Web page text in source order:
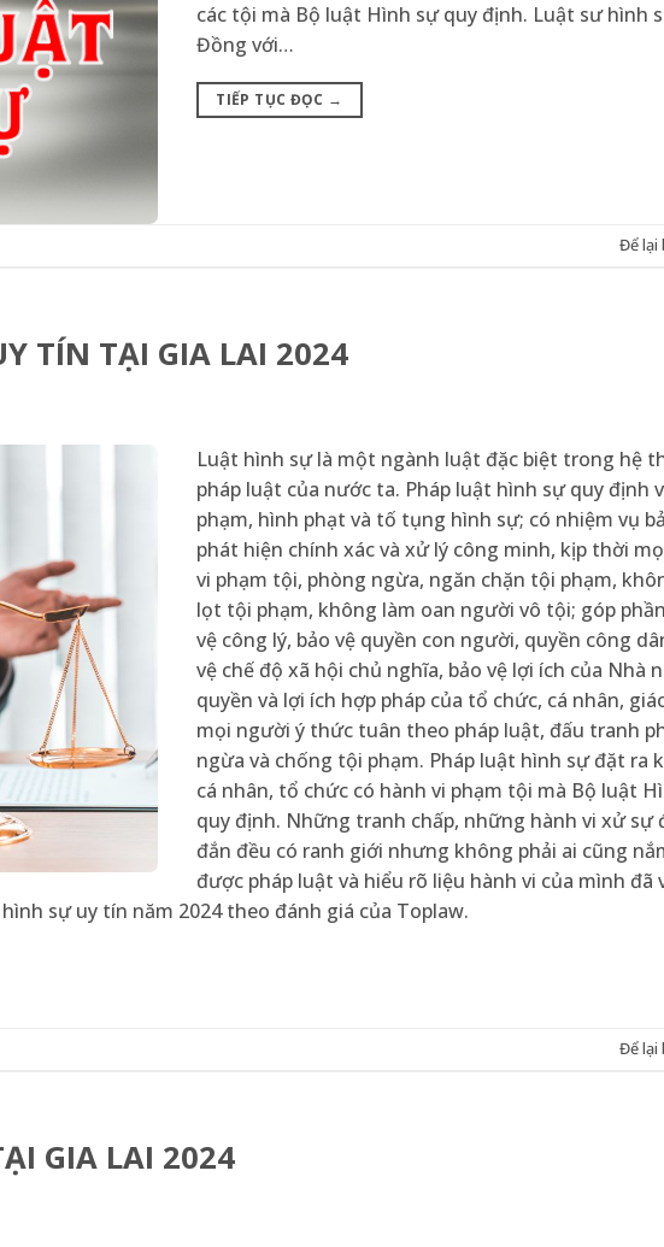
các tội mà Bộ luật Hình sự quy định. Luật sư hình
Đồng với…
TIẾP TỤC ĐỌC →
Để lại
TÍN TẠI GIA LAI 2024
Luật hình sự là một ngành luật đặc biệt trong hệ
pháp luật của nước ta. Pháp luật hình sự quy định
phạm, hình phạt và tố tụng hình sự; có nhiệm vụ
phát hiện chính xác và xử lý công minh, kịp thời
vi phạm tội, phòng ngừa, ngăn chặn tội phạm,
lọt tội phạm, không làm oan người vô tội; góp
vệ công lý, bảo vệ quyền con người, quyền công
vệ chế độ xã hội chủ nghĩa, bảo vệ lợi ích của Nhà
quyền và lợi ích hợp pháp của tổ chức, cá nhân,
mọi người ý thức tuân theo pháp luật, đấu tranh
ngừa và chống tội phạm. Pháp luật hình sự đặt ra
cá nhân, tổ chức có hành vi phạm tội mà Bộ luật
quy định. Những tranh chấp, những hành vi xử sự
đắn đều có ranh giới nhưng không phải ai cũng
được pháp luật và hiểu rõ liệu hành vi của mình đã
sự uy tín năm 2024 theo đánh giá của Toplaw.
Để lại
GIA LAI 2024